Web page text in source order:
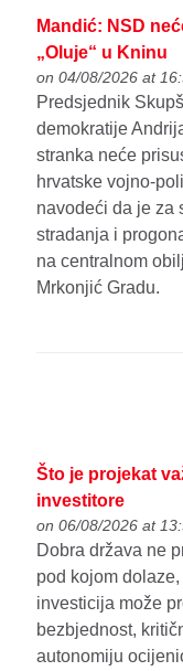
Mandić: NSD
„Oluje“ u Kninu
on 04/08/2026 at
Predsjednik
demokratije
stranka neće
hrvatske vojno-
navodeći da je za
stradanja i
na centralnom
Mrkonjić Gradu.
Što je projekat
investitore
on 06/08/2026 at
Dobra država ne
pod kojom
investicija može
bezbjednost,
autonomiju